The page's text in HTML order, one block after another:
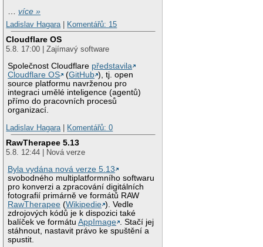
…více »
Ladislav Hagara | Komentářů: 15
Cloudflare OS
5.8. 17:00 | Zajímavý software
Společnost Cloudflare představila
Cloudflare OS
(GitHub ), tj. open
source platformu navrženou pro
integraci umělé inteligence (agentů)
přímo do pracovních procesů
organizací.
Ladislav Hagara | Komentářů: 0
RawTherapee 5.13
5.8. 12:44 | Nová verze
Byla vydána nová verze 5.13
svobodného multiplatformního softwaru
pro konverzi a zpracování digitálních
fotografií primárně ve formátů RAW
RawTherapee (Wikipedie ). Vedle
zdrojových kódů je k dispozici také
balíček ve formátuAppImage
. Stačí jej
stáhnout, nastavit právo ke spuštění a
spustit.